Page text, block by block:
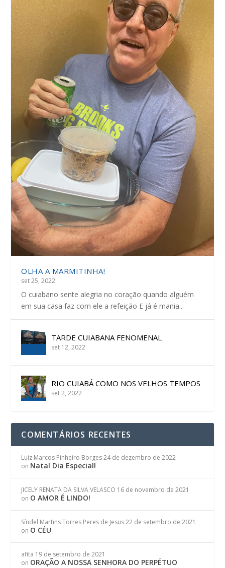
OLHA A MARMITINHA!
set 25, 2022
O cuiabano sente alegria no coração quando alguém
em sua casa faz com ele a refeição E já é mania...
TARDE CUIABANA FENOMENAL
set 12, 2022
RIO CUIABÁ COMO NOS VELHOS TEMPOS
set 2, 2022
COMENTÁRIOS RECENTES
Luiz Marcos Pinheiro Borges 24 de dezembro de 2022
on Natal Dia Especial!
JICELY RENATA DA SILVA VELASCO 16 de novembro de 2021
on O AMOR É LINDO!
Síndel Martins Torres Peres de Jesus 22 de setembro de 2021
on O CÉU
afita 19 de setembro de 2021
on ORAÇÃO A NOSSA SENHORA DO PERPÉTUO